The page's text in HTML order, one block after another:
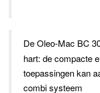
De Oleo-Mac BC
hart: de compacte
toepassingen kan
combi systeem